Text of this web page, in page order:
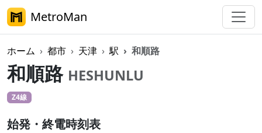
MetroMan
ホーム 都市 天津 駅 和順路
和順路 HESHUNLU
Z4線
始発・終電時刻表